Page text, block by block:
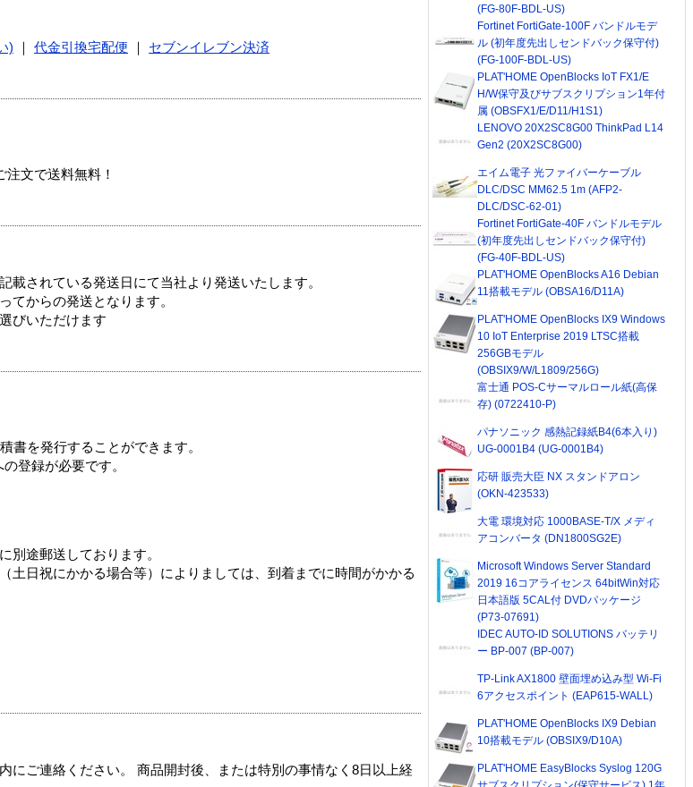
) 代金引換宅配便
セブンイレブン決済
文で送料無料！
されている発送日にて当社より発送いたします。
てからの発送となります。
びいただけます
書を発行することができます。
登録が必要です。
別途郵送しております。
土日祝にかかる場合等）によりましては、到着までに時間がかかる
にご連絡ください。 商品開封後、または特別の事情なく8日以上経
(FG-80F-BDL-US)
Fortinet FortiGate-100F バンドルモデ
ル (初年度先出しセンドバック保守付)
(FG-100F-BDL-US)
PLAT'HOME OpenBlocks IoT FX1/E
H/W保守及びサブスクリプション1年付
属 (OBSFX1/E/D11/H1S1)
LENOVO 20X2SC8G00 ThinkPad L14
Gen2 (20X2SC8G00)
エイム電子 光ファイバーケーブル
DLC/DSC MM62.5 1m (AFP2-
DLC/DSC-62-01)
Fortinet FortiGate-40F バンドルモデル
(初年度先出しセンドバック保守付)
(FG-40F-BDL-US)
PLAT'HOME OpenBlocks A16 Debian
11搭載モデル (OBSA16/D11A)
PLAT'HOME OpenBlocks IX9 Windows
10 IoT Enterprise 2019 LTSC搭載
256GBモデル
(OBSIX9/W/L1809/256G)
富士通 POS-Cサーマルロール紙(高保
存) (0722410-P)
パナソニック 感熱記録紙B4(6本入り)
UG-0001B4 (UG-0001B4)
応研 販売大臣 NX スタンドアロン
(OKN-423533)
大電 環境対応 1000BASE-T/X メディ
アコンバータ (DN1800SG2E)
Microsoft Windows Server Standard
2019 16コアライセンス 64bitWin対応
日本語版 5CAL付 DVDパッケージ
(P73-07691)
IDEC AUTO-ID SOLUTIONS バッテリ
ー BP-007 (BP-007)
TP-Link AX1800 壁面埋め込み型 Wi-Fi
6アクセスポイント (EAP615-WALL)
PLAT'HOME OpenBlocks IX9 Debian
10搭載モデル (OBSIX9/D10A)
PLAT'HOME EasyBlocks Syslog 120G